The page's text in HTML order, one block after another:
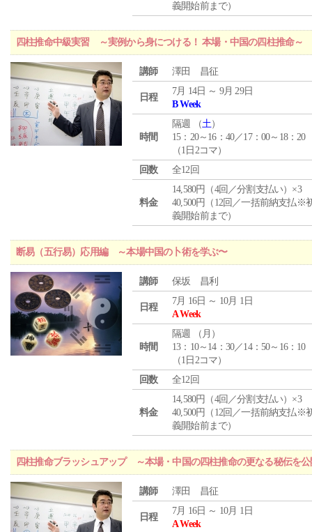
義開始前まで）
四柱推命中級実習 ～実例から身につける！ 本場・中国の四柱推命～
講師 澤田 昌征
日程
7月 14日 ～ 9月 29日
B Week
時間
隔週 （土）
15：20～16：40／17：00～18：20
（1日2コマ）
回数
全12回
料金
14,580円（4回／分割支払い）×3
40,500円（12回／一括前納支払※
義開始前まで）
断易（五行易）応用編 ～本場中国の卜術を学ぶ〜
講師 保坂 昌利
日程
7月 16日 ～ 10月 1日
A Week
時間
隔週 （ 月 ）
13：10～14：30／14：50～16：10
（1日2コマ）
回数
全12回
料金
14,580円（4回／分割支払い）×3
40,500円（12回／一括前納支払※
義開始前まで）
四柱推命ブラッシュアップ ～本場・中国の四柱推命の更なる秘伝を
講師 澤田 昌征
日程
7月 16日 ～ 10月 1日
A Week